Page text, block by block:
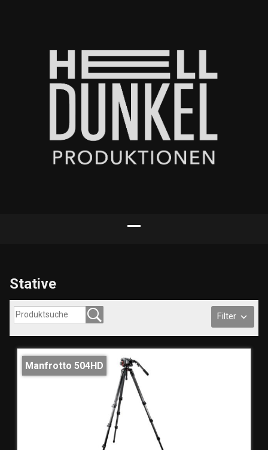
Stative
Filter
Manfrotto 504HD